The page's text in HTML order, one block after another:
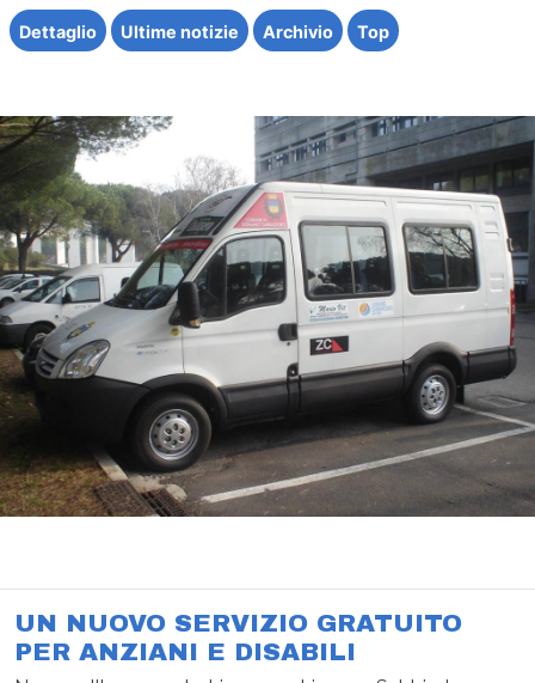
UN NUOVO SERVIZIO GRATUITO
PER ANZIANI E DISABILI
Dettaglio Ultime notizie Archivio Top